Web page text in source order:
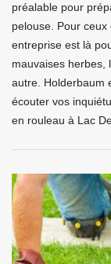
préalable pour
pelouse. Pour
entreprise est là
mauvaises herbes,
autre. Holderbaum
écouter vos
en rouleau à Lac